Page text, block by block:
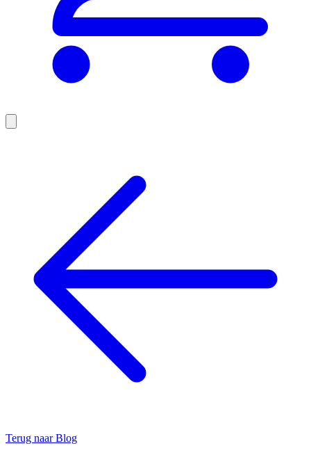
Terug naar Blog